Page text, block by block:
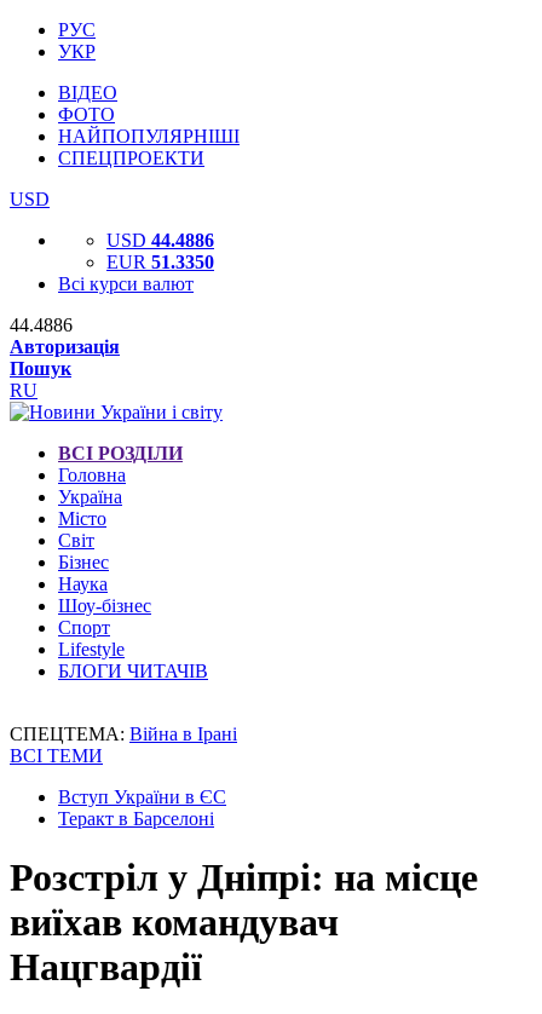
РУС
УКР
ВІДЕО
ФОТО
НАЙПОПУЛЯРНІШІ
СПЕЦПРОЕКТИ
USD
USD 44.4886
EUR 51.3350
Всі курси валют
44.4886
Авторизація
Пошук
RU
ВСІ РОЗДІЛИ
Головна
Україна
Місто
Світ
Бізнес
Наука
Шоу-бізнес
Спорт
Lifestyle
БЛОГИ ЧИТАЧІВ
СПЕЦТЕМА: Війна в Ірані
ВСІ ТЕМИ
Вступ України в ЄС
Теракт в Барселоні
Розстріл у Дніпрі: на місце
виїхав командувач
Нацгвардії